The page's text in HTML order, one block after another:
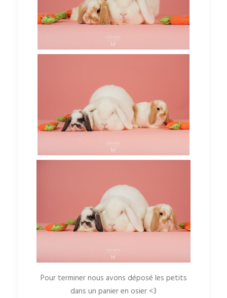
Pour terminer nous avons déposé les petits
dans un panier en osier <3